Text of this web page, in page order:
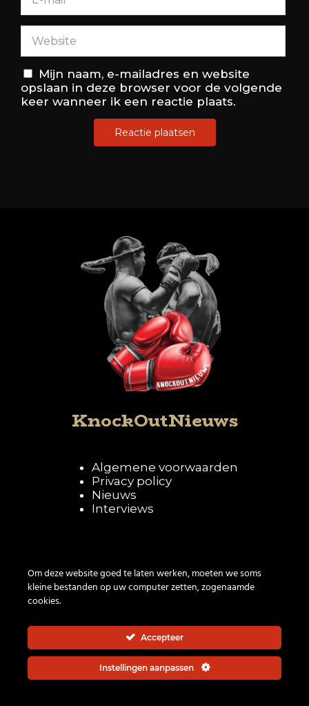
Mijn naam, e-mailadres en website
opslaan in deze browser voor de volgende
keer wanneer ik een reactie plaats.
KnockOutNieuws
Algemene voorwaarden
Privacy policy
Nieuws
Interviews
© 2026 | All rights reserved
Om deze website goed te laten werken, moeten we soms
kleine bestanden op uw computer zetten, zogenaamde
cookies.
Accepteer
Instellingen aanpassen